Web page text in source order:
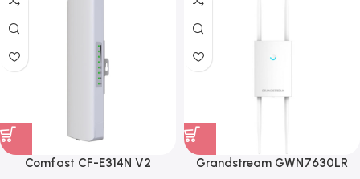
Comfast CF-E314N V2 Grandstream GWN7630LR